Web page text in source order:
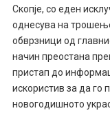
Скопје, со еден
однесува на
обврзници од
начин преостана
пристап до
искористив за да го
новогодишното